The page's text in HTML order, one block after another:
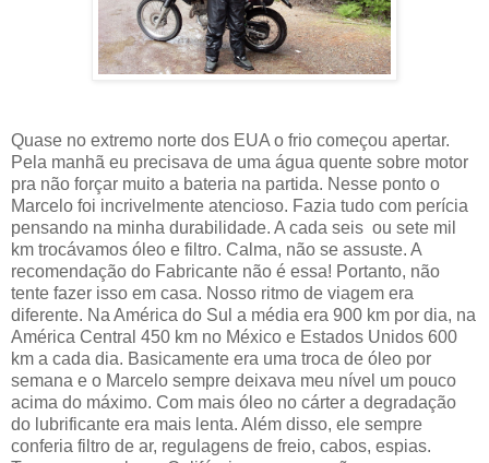
Quase no extremo norte dos EUA o frio começou apertar.
Pela manhã eu precisava de uma água quente sobre motor
pra não forçar muito a bateria na partida. Nesse ponto o
Marcelo foi incrivelmente atencioso. Fazia tudo com perícia
pensando na minha durabilidade. A cada seis ou sete mil
km trocávamos óleo e filtro. Calma, não se assuste. A
recomendação do Fabricante não é essa! Portanto, não
tente fazer isso em casa. Nosso ritmo de viagem era
diferente. Na América do Sul a média era 900 km por dia, na
América Central 450 km no México e Estados Unidos 600
km a cada dia. Basicamente era uma troca de óleo por
semana e o Marcelo sempre deixava meu nível um pouco
acima do máximo. Com mais óleo no cárter a degradação
do lubrificante era mais lenta. Além disso, ele sempre
conferia filtro de ar, regulagens de freio, cabos, espias.